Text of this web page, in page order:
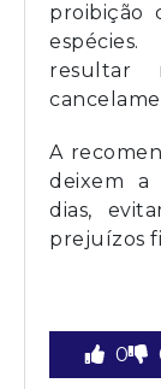
proibição
resultar
A
deixem a
dias,
prejuízos
0